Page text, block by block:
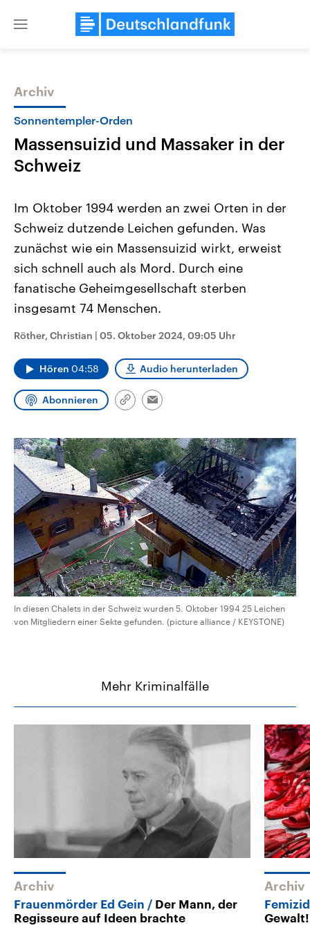
Close
Themen
Landtagswahl Sachsen-Anhalt
2026
Alle Informationen
Sachsen-Anhalt wählt am 6.
September 2026 einen neuen
Landtag. Seit 2021 wird das
Bundesland von einer Koalition aus
CDU, SPD und FDP regiert.-
Umfragen, Prognosen,
Wahlprogramme, aktuelle Berichte
und Kandidaten der anstehenden
Wahl.
USA
Aktuelle Beiträge,
Hintergründe
Wirtschaftlich und
gehören die Vereinigten
den mächtigsten Ländern
Archiv
Sonnentempler-Orden
Massensuizid und Massaker in der
Schweiz
Im Oktober 1994 werden an zwei Orten in der
Schweiz dutzende Leichen gefunden. Was
zunächst wie ein Massensuizid wirkt, erweist
sich schnell auch als Mord. Durch eine
fanatische Geheimgesellschaft sterben
insgesamt 74 Menschen.
Röther, Christian | 05. Oktober 2024, 09:05 Uhr
Hören 04:58 Audio herunterladen
Abonnieren
Link
Email
In diesen Chalets in der Schweiz wurden 5. Oktober 1994 25 Leichen
von Mitgliedern einer Sekte gefunden. (picture alliance / KEYSTONE)
Mehr Kriminalfälle
Archiv
Frauenmörder Ed Gein
Der Mann, der
Regisseure auf Ideen brachte
Archiv
Gewalt!